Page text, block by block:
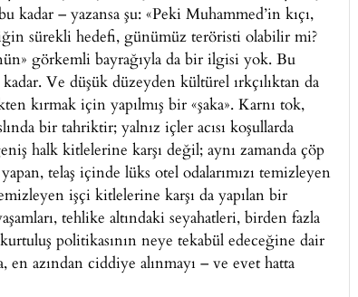
kadar – yazansa şu: «Peki Muhammed’in kıçı,
sürekli hedefi, günümüz teröristi olabilir mi?
görkemli bayrağıyla da bir ilgisi yok. Bu
Ve düşük düzeyden kültürel ırkçılıktan da
kırmak için yapılmış bir «şaka». Karnı tok,
bir tahriktir; yalnız içler acısı koşullarda
halk kitlelerine karşı değil; aynı zamanda çöp
yapan, telaş içinde lüks otel odalarımızı temizleyen
işçi kitlelerine karşı da yapılan bir
tehlike altındaki seyahatleri, birden fazla
politikasının neye tekabül edeceğine dair
azından ciddiye alınmayı – ve evet hatta